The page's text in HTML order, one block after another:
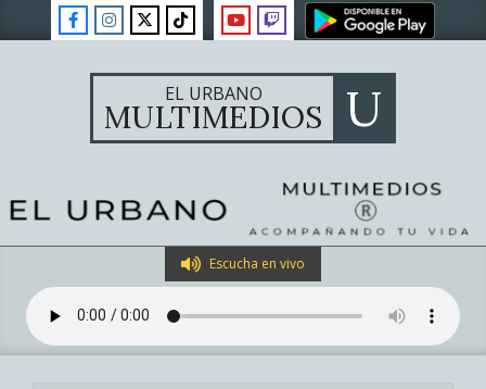
to
EL URBANO
MULTIMEDIOS U
Navigation
Menu
Escucha en vivo